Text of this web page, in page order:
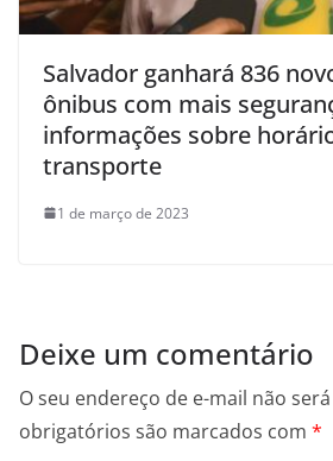
Salvador ganhará 836
ônibus com mais
informações sobre
transporte
1 de março de 2023
Deixe um comentário
O seu endereço de e-mail não
obrigatórios são marcados com *